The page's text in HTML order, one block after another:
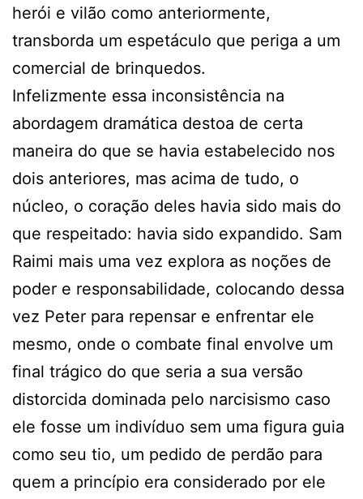
herói e vilão como anteriormente,
transborda um espetáculo que periga a um
comercial de brinquedos.
Infelizmente essa inconsistência na
abordagem dramática destoa de certa
maneira do que se havia estabelecido nos
dois anteriores, mas acima de tudo, o
núcleo, o coração deles havia sido mais do
que respeitado: havia sido expandido. Sam
Raimi mais uma vez explora as noções de
poder e responsabilidade, colocando dessa
vez Peter para repensar e enfrentar ele
mesmo, onde o combate final envolve um
final trágico do que seria a sua versão
distorcida dominada pelo narcisismo caso
ele fosse um indivíduo sem uma figura guia
como seu tio, um pedido de perdão para
quem a princípio era considerado por ele